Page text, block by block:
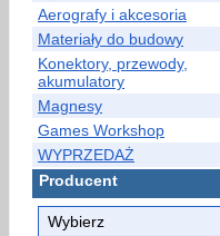
Aerografy i akcesoria
Materiały do budowy
Konektory, przewody,
akumulatory
Magnesy
Games Workshop
WYPRZEDAŻ
Producent